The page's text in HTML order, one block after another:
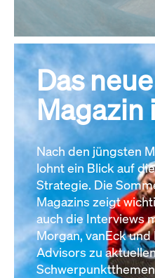
Das
Magazin
Nach den jüngsten
lohnt ein Blick auf
Strategie. Die
Magazins zeigt
auch die Interviews
Morgan, vanEck
Advisors zu